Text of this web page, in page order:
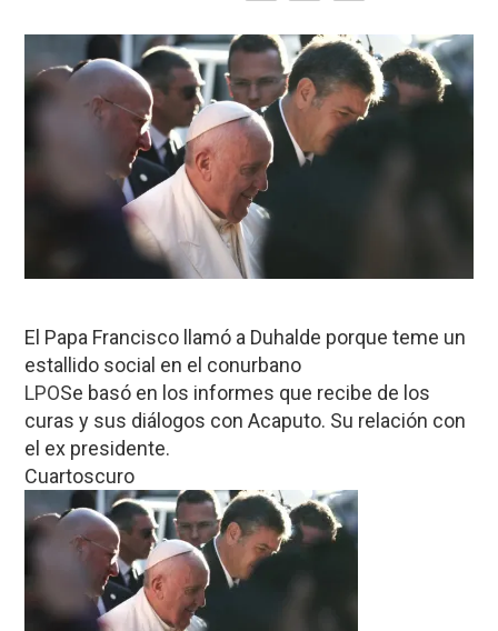
El Papa Francisco llamó a Duhalde porque teme un
estallido social en el conurbano
LPOSe basó en los informes que recibe de los
curas y sus diálogos con Acaputo. Su relación con
el ex presidente.
Cuartoscuro